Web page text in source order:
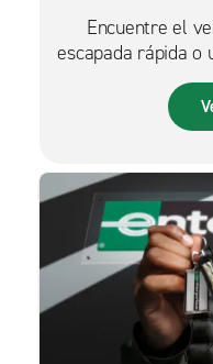
Encuentre el
escapada rápida